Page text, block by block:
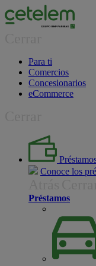
Para ti
Comercios
Concesionarios
eCommerce
Conoce los
Préstamos